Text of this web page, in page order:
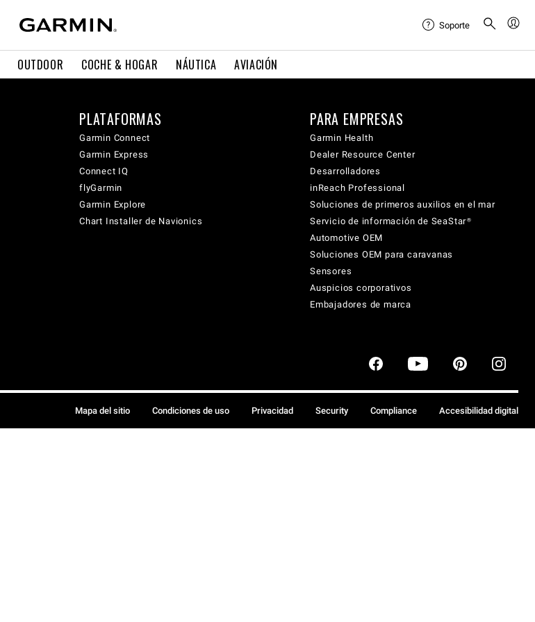
OUTDOOR COCHE & HOGAR NÁUTICA AVIACIÓN
Soporte
PLATAFORMAS
Garmin Connect
Garmin Express
Connect IQ
flyGarmin
Garmin Explore
Chart Installer de Navionics
PARA EMPRESAS
Garmin Health
Dealer Resource Center
Desarrolladores
inReach Professional
Soluciones de primeros auxilios en el mar
Servicio de información de SeaStar®
Automotive OEM
Soluciones OEM para caravanas
Sensores
Auspicios corporativos
Embajadores de marca
Mapa del sitio Condiciones de uso Privacidad Security Compliance Accesibilidad digital